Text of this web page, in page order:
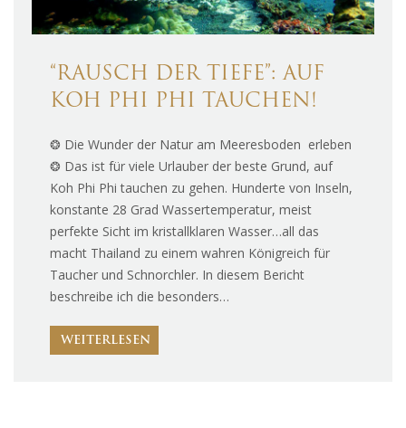
“RAUSCH DER TIEFE”: AUF
KOH PHI PHI TAUCHEN!
❂ Die Wunder der Natur am Meeresboden erleben
❂ Das ist für viele Urlauber der beste Grund, auf
Koh Phi Phi tauchen zu gehen. Hunderte von Inseln,
konstante 28 Grad Wassertemperatur, meist
perfekte Sicht im kristallklaren Wasser…all das
macht Thailand zu einem wahren Königreich für
Taucher und Schnorchler. In diesem Bericht
beschreibe ich die besonders…
WEITERLESEN